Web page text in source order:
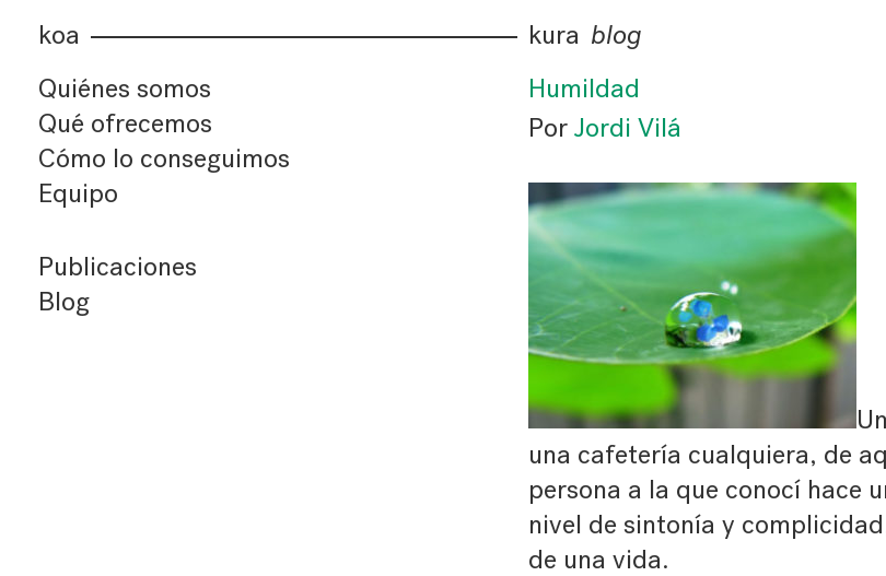
koa kura blog
Quiénes somos
Qué ofrecemos
Cómo lo conseguimos
Equipo
Publicaciones
Blog
Humildad
Por Jordi Vilá
una cafetería cualquiera, de
persona a la que conocí hace
nivel de sintonía y
de una vida.